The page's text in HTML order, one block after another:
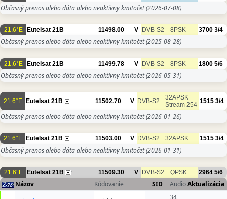
Občasný prenos alebo dáta alebo neaktívny kmitočet(2026-07-08)
21.6°E Eutelsat 21B 11498.00 V DVB-S2 8PSK 3700 3/4
Občasný prenos alebo dáta alebo neaktívny kmitočet(2025-08-28)
21.6°E Eutelsat 21B 11499.78 V DVB-S2 8PSK 1800 5/6
Občasný prenos alebo dáta alebo neaktívny kmitočet(2026-05-31)
21.6°E Eutelsat 21B 11502.70 V DVB-S2
32APSK
Stream 254 1515 3/4
Občasný prenos alebo dáta alebo neaktívny kmitočet(2026-01-26)
21.6°E Eutelsat 21B 11503.00 V DVB-S2 32APSK 1515 3/4
Občasný prenos alebo dáta alebo neaktívny kmitočet(2026-01-31)
21.6°E Eutelsat 21B 1 11509.30 V DVB-S2 QPSK 2964 5/6
Názov Kódovanie SID AudioAktualizácia
34